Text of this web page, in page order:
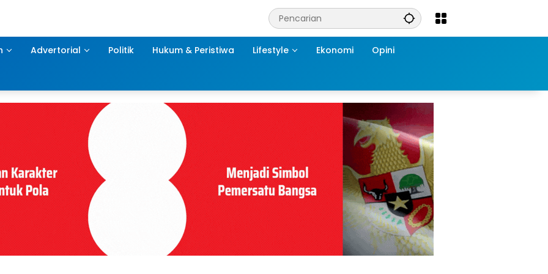
Advertorial Politik Hukum & Peristiwa Lifestyle Ekonomi Opini